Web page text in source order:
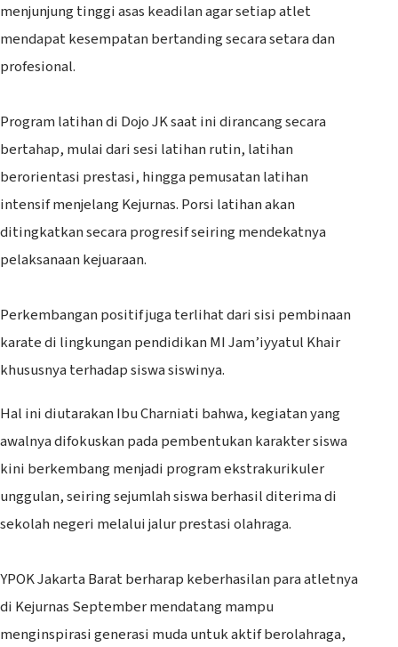
menjunjung tinggi asas keadilan agar setiap atlet
mendapat kesempatan bertanding secara setara dan
profesional.
‎Program latihan di Dojo JK saat ini dirancang secara
bertahap, mulai dari sesi latihan rutin, latihan
berorientasi prestasi, hingga pemusatan latihan
intensif menjelang Kejurnas. Porsi latihan akan
ditingkatkan secara progresif seiring mendekatnya
pelaksanaan kejuaraan.
‎Perkembangan positif juga terlihat dari sisi pembinaan
karate di lingkungan pendidikan MI Jam’iyyatul Khair
khususnya terhadap siswa siswinya.
‎Hal ini diutarakan Ibu Charniati bahwa, kegiatan yang
awalnya difokuskan pada pembentukan karakter siswa
kini berkembang menjadi program ekstrakurikuler
unggulan, seiring sejumlah siswa berhasil diterima di
sekolah negeri melalui jalur prestasi olahraga.
‎YPOK Jakarta Barat berharap keberhasilan para atletnya
di Kejurnas September mendatang mampu
menginspirasi generasi muda untuk aktif berolahraga,